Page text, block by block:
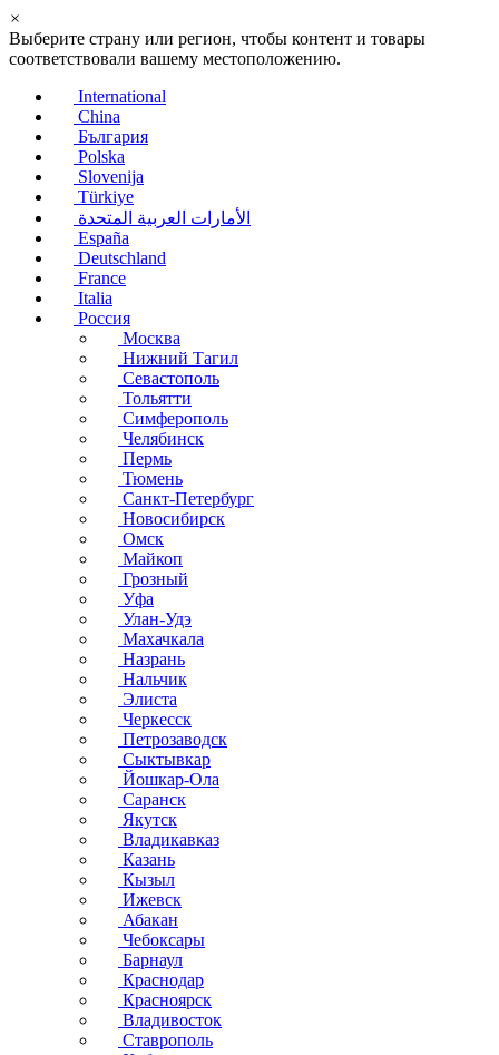
×
Выберите страну или регион, чтобы контент и товары
соответствовали вашему местоположению.
International
China
България
Polska
Slovenija
Türkiye
الأمارات العربية المتحدة
España
Deutschland
France
Italia
Россия
Москва
Нижний Тагил
Севастополь
Тольятти
Симферополь
Челябинск
Пермь
Тюмень
Санкт-Петербург
Новосибирск
Омск
Майкоп
Грозный
Уфа
Улан-Удэ
Махачкала
Назрань
Нальчик
Элиста
Черкесск
Петрозаводск
Сыктывкар
Йошкар-Ола
Саранск
Якутск
Владикавказ
Казань
Кызыл
Ижевск
Абакан
Чебоксары
Барнаул
Краснодар
Красноярск
Владивосток
Ставрополь